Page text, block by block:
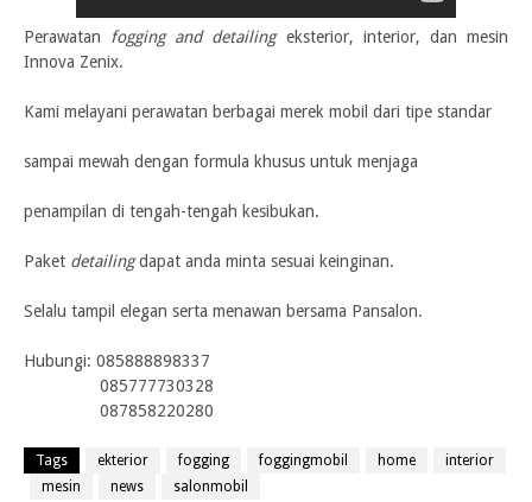
Perawatan fogging and detailingeksterior, interior, dan mesin
Innova Zenix.
Kami melayani perawatan berbagai merek mobil dari tipe standar
sampai mewah dengan formula khusus untuk menjaga
penampilan di tengah-tengah kesibukan.
Paket detailingdapat anda minta sesuai keinginan.
Selalu tampil elegan serta menawan bersama Pansalon.
Hubungi: 085888898337
085777730328
087858220280
Tags ekterior fogging foggingmobil home
interior
mesin
news salonmobil